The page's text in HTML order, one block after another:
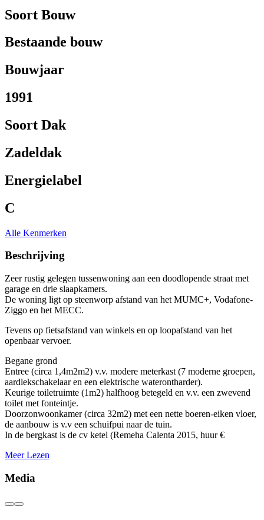
Soort Bouw
Bestaande bouw
Bouwjaar
1991
Soort Dak
Zadeldak
Energielabel
C
Alle Kenmerken
Beschrijving
Zeer rustig gelegen tussenwoning aan een doodlopende straat met
garage en drie slaapkamers.
De woning ligt op steenworp afstand van het MUMC+, Vodafone-
Ziggo en het MECC.
Tevens op fietsafstand van winkels en op loopafstand van het
openbaar vervoer.
Begane grond
Entree (circa 1,4m2m2) v.v. modere meterkast (7 moderne groepen,
aardlekschakelaar en een elektrische waterontharder).
Keurige toiletruimte (1m2) halfhoog betegeld en v.v. een zwevend
toilet met fonteintje.
Doorzonwoonkamer (circa 32m2) met een nette boeren-eiken vloer,
de aanbouw is v.v een schuifpui naar de tuin.
In de bergkast is de cv ketel (Remeha Calenta 2015, huur €
Meer Lezen
Media